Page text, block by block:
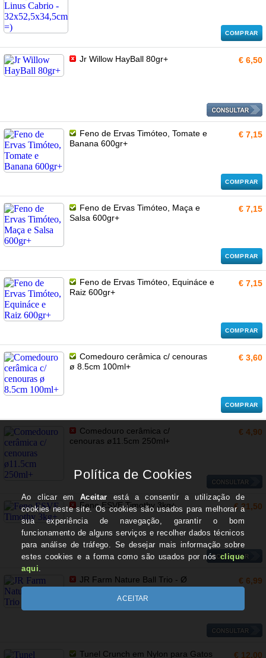
COMPRAR
Jr Willow HayBall 80gr+ € 6,50
Feno de Ervas Timóteo, Tomate e
Banana 600gr+
€ 7,15
COMPRAR
Feno de Ervas Timóteo, Maça e
Salsa 600gr+
€ 7,15
COMPRAR
Feno de Ervas Timóteo, Equináce e
Raiz 600gr+
€ 7,15
COMPRAR
Comedouro cerâmica c/ cenouras
ø 8.5cm 100ml+
€ 3,60
COMPRAR
Comedouro cerâmica c/
cenouras ø11.5cm 250ml+
€ 4,90
Feno ESVE Timothy 3kg+ € 21,50
JR Farm Nature Ball Trio - Ø
8cm+
€ 6,99
Tunel Crunch em Nylon para Gatos € 12,00